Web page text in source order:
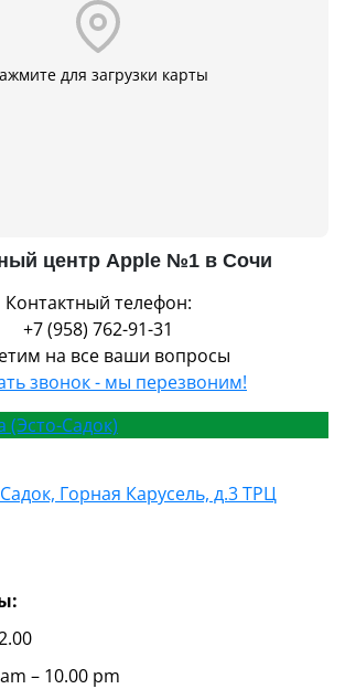
для загрузки карты
центр Apple №1 в Сочи
Контактный телефон:
+7 (958) 762-91-31
на все ваши вопросы
звонок - мы перезвоним!
(Эсто-Садок)
Горная Карусель, д.3 ТРЦ
– 10.00 pm